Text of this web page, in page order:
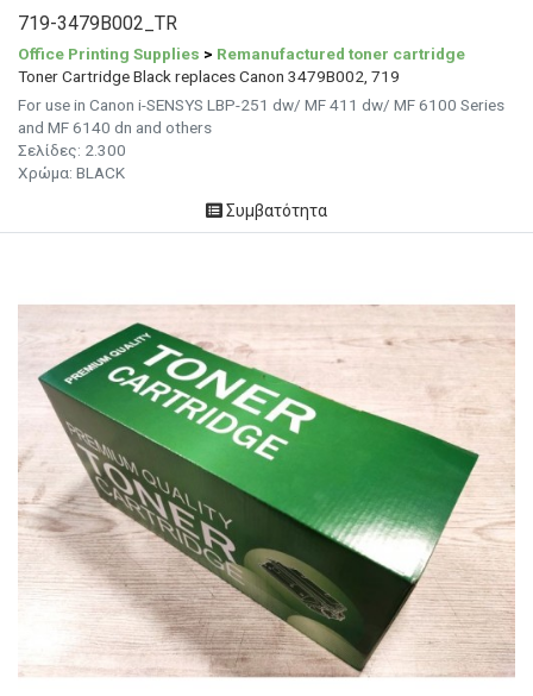
719-3479B002_TR
Office Printing Supplies > Remanufactured toner cartridge
Toner Cartridge Black replaces Canon 3479B002, 719
For use in Canon i-SENSYS LBP-251 dw/ MF 411 dw/ MF 6100 Series
and MF 6140 dn and others
Σελίδες: 2.300
Χρώμα: BLACK
Συμβατότητα